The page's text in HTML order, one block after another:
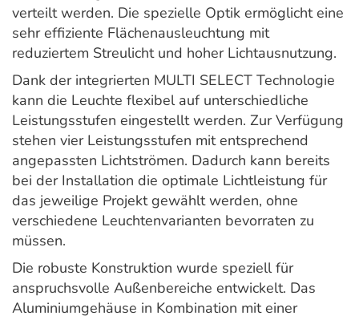
verteilt werden. Die spezielle Optik ermöglicht eine
sehr effiziente Flächenausleuchtung mit
reduziertem Streulicht und hoher Lichtausnutzung.
Dank der integrierten MULTI SELECT Technologie
kann die Leuchte flexibel auf unterschiedliche
Leistungsstufen eingestellt werden. Zur Verfügung
stehen vier Leistungsstufen mit entsprechend
angepassten Lichtströmen. Dadurch kann bereits
bei der Installation die optimale Lichtleistung für
das jeweilige Projekt gewählt werden, ohne
verschiedene Leuchtenvarianten bevorraten zu
müssen.
Die robuste Konstruktion wurde speziell für
anspruchsvolle Außenbereiche entwickelt. Das
Aluminiumgehäuse in Kombination mit einer